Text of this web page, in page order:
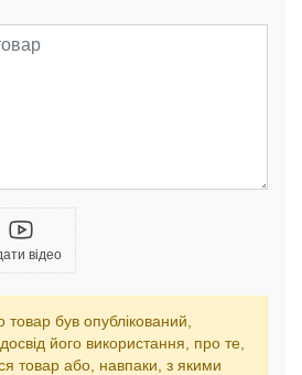
відео
був опублікований,
його використання, про те,
товар або, навпаки, з якими